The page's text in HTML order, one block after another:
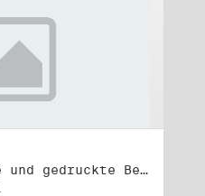
Titel: Manuskripte und gedruckte Belege (3)